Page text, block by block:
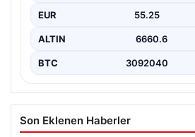
olarak…
EUR 55.25
ALTIN 6660.6
BTC 3092040
Son Eklenen Haberler